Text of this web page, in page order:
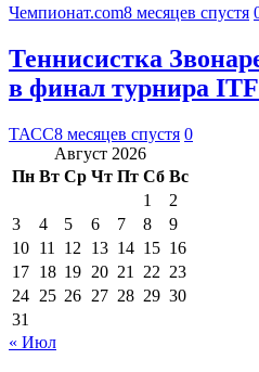
Чемпионат.com8 месяцев спустя
Теннисистка
в финал турнира
ТАСС8 месяцев спустя 0
Август 2026
Пн Вт Ср Чт Пт Сб Вс
1
2
3
4 5 6 7 8
9
10 11 12 13 14 15 16
17 18 19 20 21 22 23
24 25 26 27 28 29 30
31
« Июл